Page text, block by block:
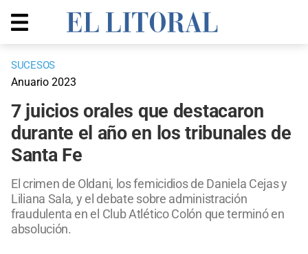
SUCESOS
Anuario 2023
7 juicios orales que destacaron
durante el año en los tribunales de
Santa Fe
El crimen de Oldani, los femicidios de Daniela Cejas y
Liliana Sala, y el debate sobre administración
fraudulenta en el Club Atlético Colón que terminó en
absolución.